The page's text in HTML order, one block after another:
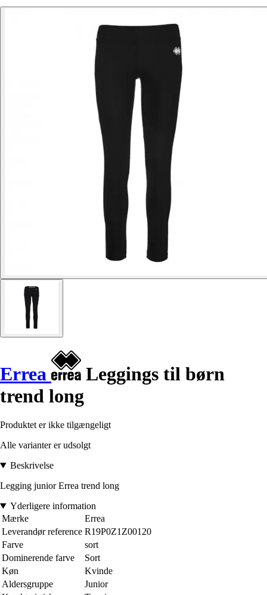
Errea
Leggings til børn
trend long
Produktet er ikke tilgængeligt
Alle varianter er udsolgt
Beskrivelse
Legging junior Errea trend long
Yderligere information
Mærke
Errea
Leverandør reference R19P0Z1Z00120
Farve
sort
Dominerende farve
Sort
Køn
Kvinde
Aldersgruppe
Junior